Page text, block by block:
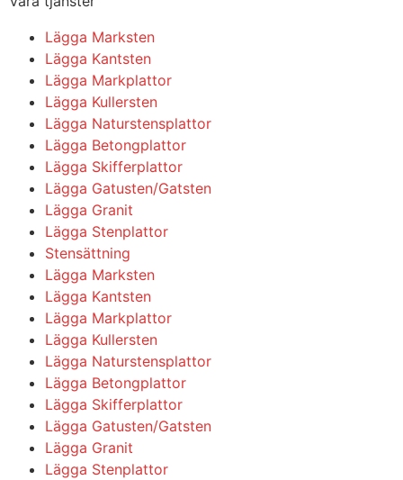
Lägga Marksten
Lägga Kantsten
Lägga Markplattor
Lägga Kullersten
Lägga Naturstensplattor
Lägga Betongplattor
Lägga Skifferplattor
Lägga Gatusten/Gatsten
Lägga Granit
Lägga Stenplattor
Stensättning
Lägga Marksten
Lägga Kantsten
Lägga Markplattor
Lägga Kullersten
Lägga Naturstensplattor
Lägga Betongplattor
Lägga Skifferplattor
Lägga Gatusten/Gatsten
Lägga Granit
Lägga Stenplattor